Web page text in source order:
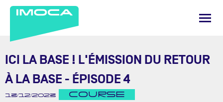
ICI LA BASE ! L'ÉMISSION DU RETOUR
À LA BASE - ÉPISODE 4
13/12/2023 COURSE